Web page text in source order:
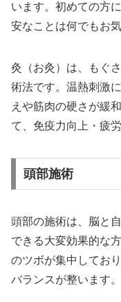
います。初めての方
安なことは何でもお
灸（お灸）は、もぐ
術法です。温熱刺激
えや筋肉の硬さが緩
て、免疫力向上・疲
頭部施術
頭部の施術は、脳と
できる大変効果的な
のツボが集中してお
バランスが整います。